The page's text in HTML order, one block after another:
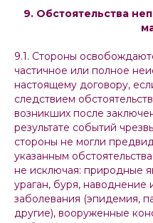
9. Обстоятельства
9.1. Стороны
частичное или полное
настоящему договору,
следствием
возникших после
результате событий
стороны не могли
указанным
не исключая: природные
ураган, буря, наводнение
заболевания (эпидемия,
другие), вооруженные